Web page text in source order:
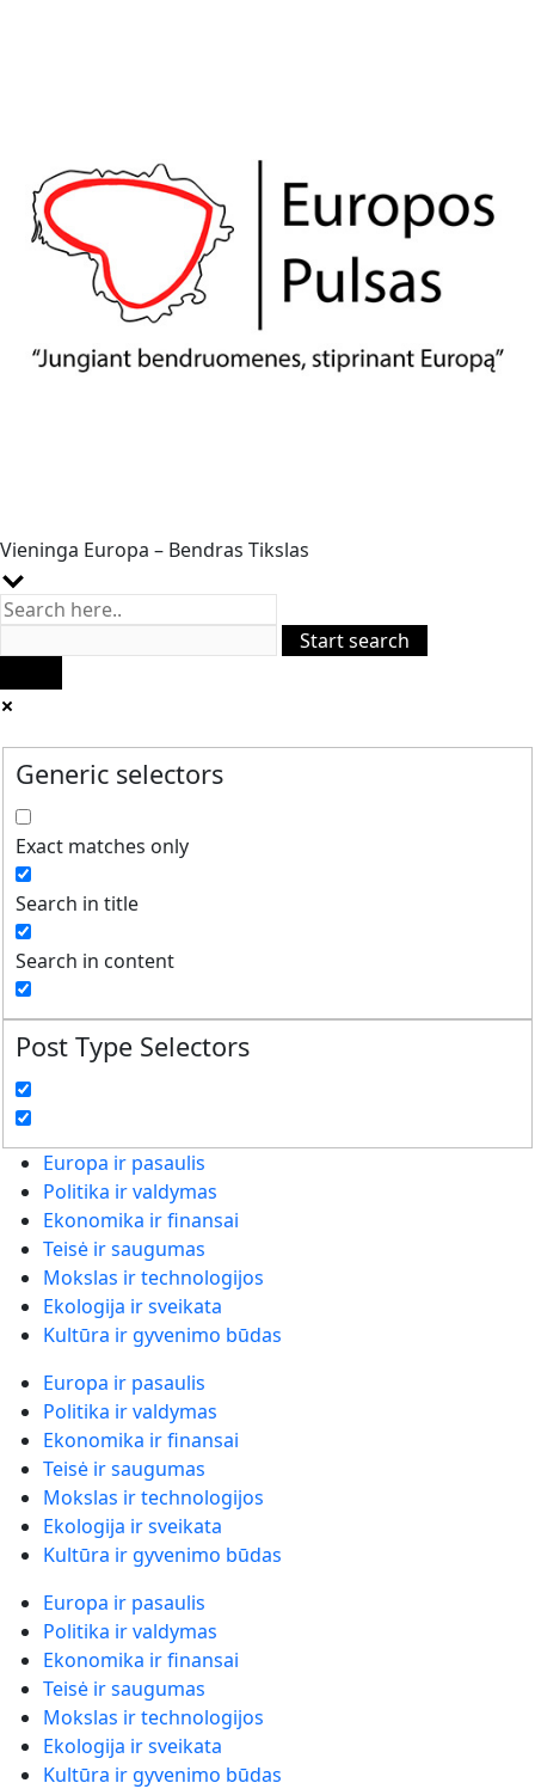
Vieninga Europa – Bendras Tikslas
Generic selectors
Exact matches only
Search in title
Search in content
Post Type Selectors
Europa ir pasaulis
Politika ir valdymas
Ekonomika ir finansai
Teisė ir saugumas
Mokslas ir technologijos
Ekologija ir sveikata
Kultūra ir gyvenimo būdas
Europa ir pasaulis
Politika ir valdymas
Ekonomika ir finansai
Teisė ir saugumas
Mokslas ir technologijos
Ekologija ir sveikata
Kultūra ir gyvenimo būdas
Europa ir pasaulis
Politika ir valdymas
Ekonomika ir finansai
Teisė ir saugumas
Mokslas ir technologijos
Ekologija ir sveikata
Kultūra ir gyvenimo būdas